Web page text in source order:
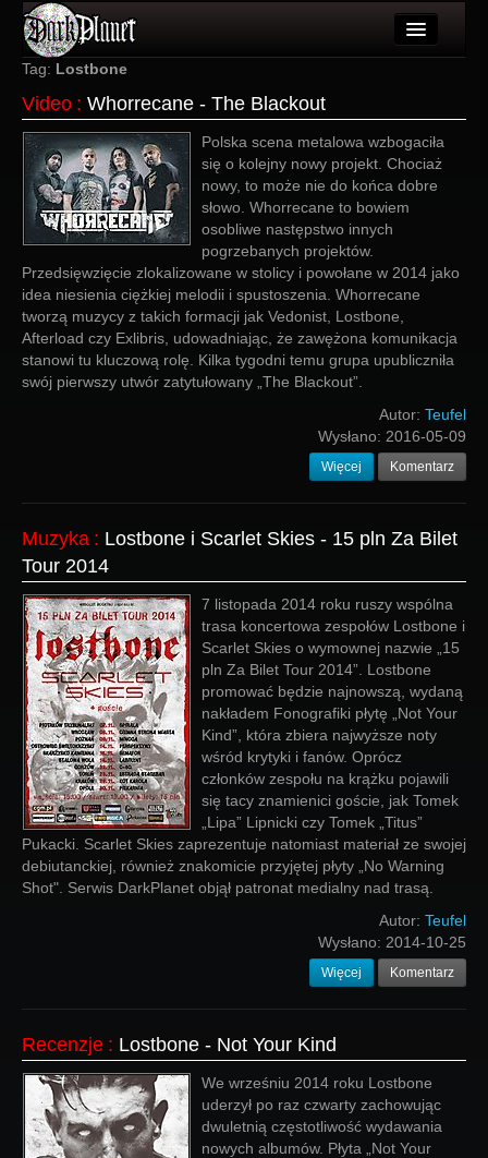
Artykuły
Użytkownicy
Wydarzenia
Galeria
Forum
Więcej
Login
Tag: Lostbone
Video : Whorrecane - The Blackout
Polska scena metalowa wzbogaciła
się o kolejny nowy projekt. Chociaż
nowy, to może nie do końca dobre
słowo. Whorrecane to bowiem
osobliwe następstwo innych
pogrzebanych projektów.
Przedsięwzięcie zlokalizowane w stolicy i powołane w 2014 jako
idea niesienia ciężkiej melodii i spustoszenia. Whorrecane
tworzą muzycy z takich formacji jak Vedonist, Lostbone,
Afterload czy Exlibris, udowadniając, że zawężona komunikacja
stanowi tu kluczową rolę. Kilka tygodni temu grupa upubliczniła
swój pierwszy utwór zatytułowany „The Blackout”.
Autor: Teufel
Wysłano: 2016-05-09
Więcej Komentarz
Muzyka : Lostbone i Scarlet Skies - 15 pln Za Bilet
Tour 2014
7 listopada 2014 roku ruszy wspólna
trasa koncertowa zespołów Lostbone i
Scarlet Skies o wymownej nazwie „15
pln Za Bilet Tour 2014”. Lostbone
promować będzie najnowszą, wydaną
nakładem Fonografiki płytę „Not Your
Kind”, która zbiera najwyższe noty
wśród krytyki i fanów. Oprócz
członków zespołu na krążku pojawili
się tacy znamienici goście, jak Tomek
„Lipa” Lipnicki czy Tomek „Titus”
Pukacki. Scarlet Skies zaprezentuje natomiast materiał ze swojej
debiutanckiej, również znakomicie przyjętej płyty „No Warning
Shot". Serwis DarkPlanet objął patronat medialny nad trasą.
Autor: Teufel
Wysłano: 2014-10-25
Więcej Komentarz
Recenzje : Lostbone - Not Your Kind
We wrześniu 2014 roku Lostbone
uderzył po raz czwarty zachowując
dwuletnią częstotliwość wydawania
nowych albumów. Płyta „Not Your